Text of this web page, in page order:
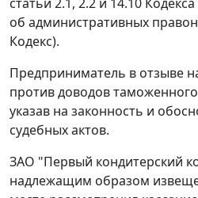
статьи 2.1, 2.2 и 14.10
об административных
Кодекс).
Предприниматель в отзыве
против доводов
указав на законность и
судебных актов.
ЗАО "Первый кондитерский
надлежащим образом